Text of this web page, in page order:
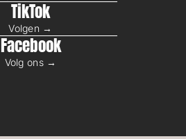
TikTok
Volgen →
Facebook
Volg ons →